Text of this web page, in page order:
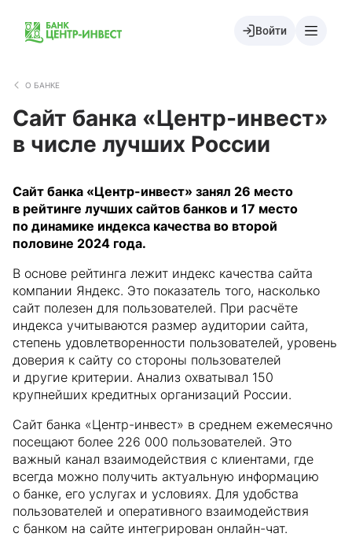
Войти
О БАНКЕ
Сайт банка «Центр-инвест»
в числе лучших России
Сайт банка «Центр-инвест» занял 26 место
в рейтинге лучших сайтов банков и 17 место
по динамике индекса качества во второй
половине 2024 года.
В основе рейтинга лежит индекс качества сайта
компании Яндекс. Это показатель того, насколько
сайт полезен для пользователей. При расчёте
индекса учитываются размер аудитории сайта,
степень удовлетворенности пользователей, уровень
доверия к сайту со стороны пользователей
и другие критерии. Анализ охватывал 150
крупнейших кредитных организаций России.
Сайт банка «Центр-инвест» в среднем ежемесячно
посещают более 226 000 пользователей. Это
важный канал взаимодействия с клиентами, где
всегда можно получить актуальную информацию
о банке, его услугах и условиях. Для удобства
пользователей и оперативного взаимодействия
с банком на сайте интегрирован онлайн-чат.